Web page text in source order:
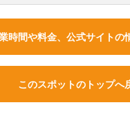
時間や料金、公式サイトの
このスポットのトップへ